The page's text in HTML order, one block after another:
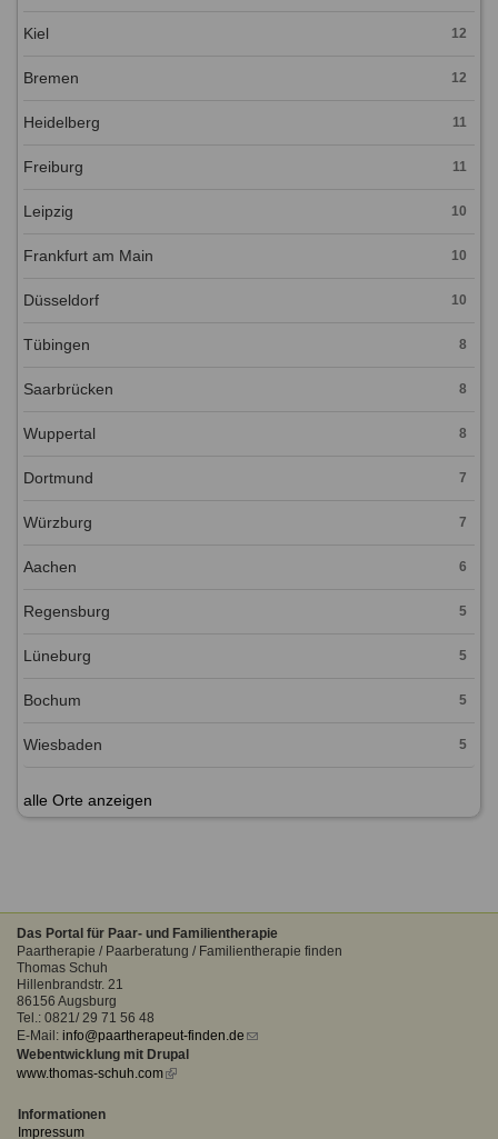
Kiel 12
Bremen 12
Heidelberg 11
Freiburg 11
Leipzig 10
Frankfurt am Main 10
Düsseldorf 10
Tübingen 8
Saarbrücken 8
Wuppertal 8
Dortmund 7
Würzburg 7
Aachen 6
Regensburg 5
Lüneburg 5
Bochum 5
Wiesbaden 5
alle Orte anzeigen
Das Portal für Paar- und Familientherapie
Paartherapie / Paarberatung / Familientherapie finden
Thomas Schuh
Hillenbrandstr. 21
86156 Augsburg
Tel.: 0821/ 29 71 56 48
E-Mail: info@paartherapeut-finden.de (link
Webentwicklung mit Drupal
www.thomas-schuh.com(link
Informationen
Impressum